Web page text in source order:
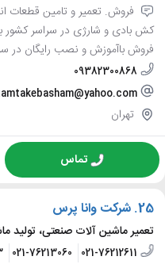
فروش. تعمیر و تامین قطعات
فروش باآموزش و نصب رایگان در
09382300868
تهران
تماس
25. شرکت وانا پرس
تعمیر ماشین آلات صنعتی، تولید
021-76212611
021-76213060